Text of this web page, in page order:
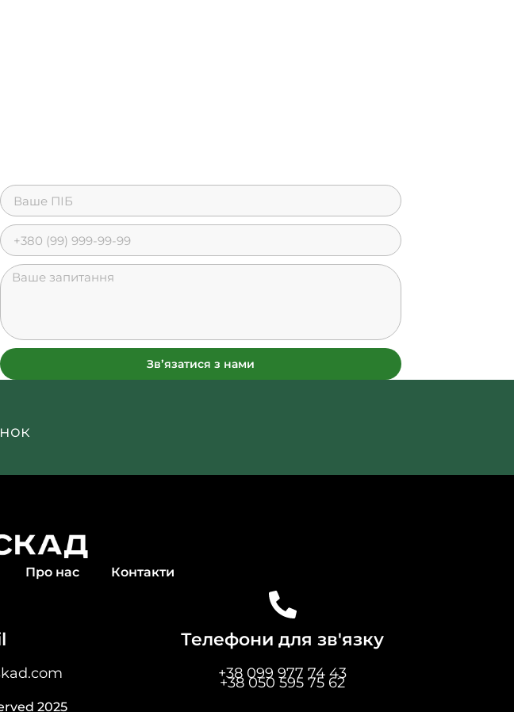
Звʼязатися з нами
Про нас Контакти
Телефони для зв'язку
+38 099 977 74 43
+38 050 595 75 62
2025